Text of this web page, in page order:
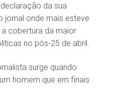
da sua
jornal onde mais esteve
cobertura da maior
no pós-25 de abril.
surge quando
homem que em finais